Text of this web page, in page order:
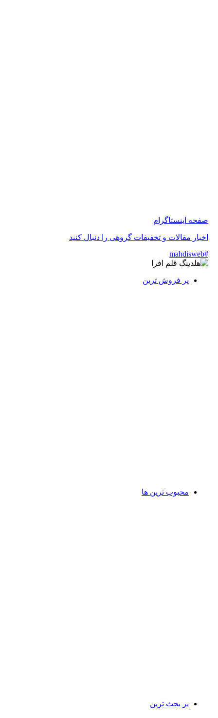
اینستاگرام
مقالات و تخفیفات گروهی را دنبال کنید
پر فروش ترین
محبوب ترین ها
پر بحث ترین